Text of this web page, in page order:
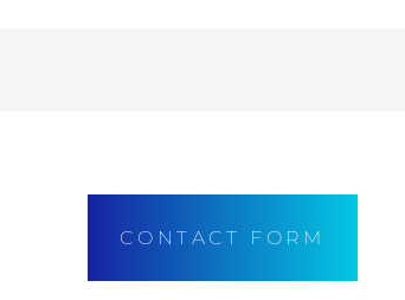
CONTACT FORM